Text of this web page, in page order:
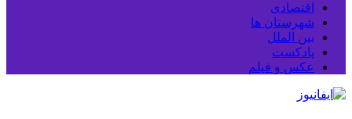
اقتصادی
شهرستان ها
بین الملل
پادکست
عکس و فیلم